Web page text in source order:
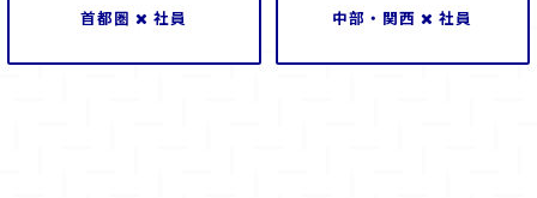
首都圏 社員 中部・関西 社員